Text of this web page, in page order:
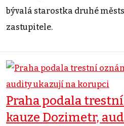
bývalá starostka druhé
zastupitele.
Praha podala
kauze Dozimetr,